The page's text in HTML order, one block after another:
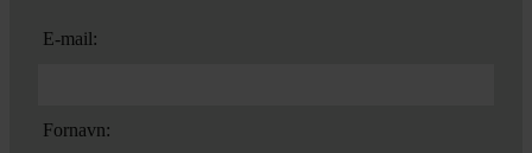
E-mail:
Fornavn: